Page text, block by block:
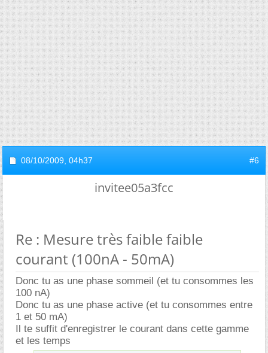
08/10/2009, 04h37 #6
invitee05a3fcc
Re : Mesure très faible faible
courant (100nA - 50mA)
Donc tu as une phase sommeil (et tu consommes les
100 nA)
Donc tu as une phase active (et tu consommes entre
1 et 50 mA)
Il te suffit d'enregistrer le courant dans cette gamme
et les temps